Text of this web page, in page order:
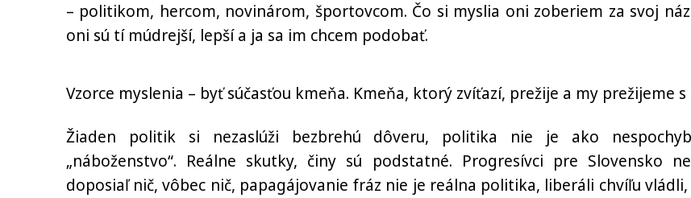
– politikom, hercom, novinárom, športovcom. Čo si myslia oni zoberiem za svoj
oni sú tí múdrejší, lepší a ja sa im chcem podobať.
Vzorce myslenia – byť súčasťou kmeňa. Kmeňa, ktorý zvíťazí, prežije a my prežijeme s
Žiaden politik si nezaslúži bezbrehú dôveru, politika nie je ako
„náboženstvo“. Reálne skutky, činy sú podstatné. Progresívci pre Slovensko
doposiaľ nič, vôbec nič, papagájovanie fráz nie je reálna politika, liberáli chvíľu